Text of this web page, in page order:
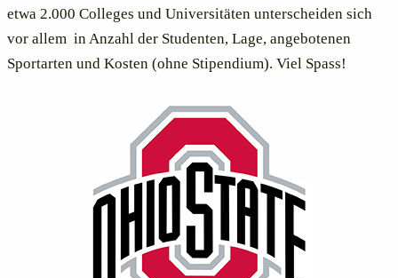
etwa 2.000 Colleges und Universitäten unterscheiden sich
vor allem in Anzahl der Studenten, Lage, angebotenen
Sportarten und Kosten (ohne Stipendium). Viel Spass!